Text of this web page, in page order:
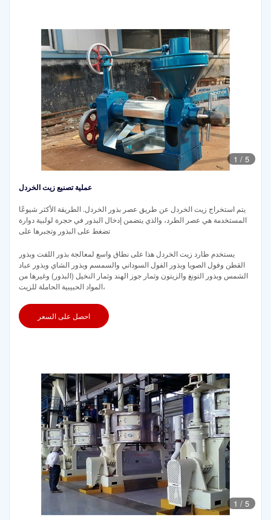
1 / 5
عملية تصنيع زيت الخردل
يتم استخراج زيت الخردل عن طريق عصر بذور الخردل. الطريقة الأكثر شيوعًا
المستخدمة هي عصر الطرد، والذي يتضمن إدخال البذور في حجرة لولبية دوارة
تضغط على البذور وتجبرها على
يستخدم طارد زيت الخردل هذا على نطاق واسع لمعالجة بذور اللفت وبذور
القطن وفول الصويا وبذور الفول السوداني والسمسم وبذور الشاي وبذور عباد
الشمس وبذور التونغ والزيتون وثمار جوز الهند وثمار النخيل (البذور) وغيرها من
المواد الحبيبية الحاملة للزيت،
احصل على السعر
1 / 5